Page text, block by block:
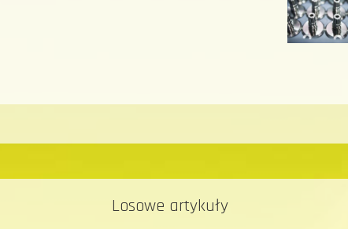
Losowe artykuły